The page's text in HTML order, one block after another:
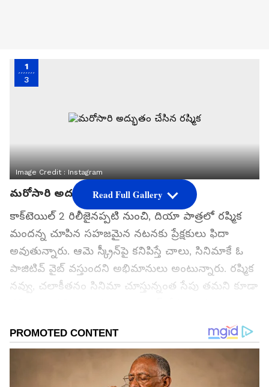
1
3
Image Credit :Instagram
మరోసారి అద్భుతం చేసిన రష్మిక
కాక్‌టెయిల్ 2 రిలీజైనప్పటి నుంచి, దియా పాత్రలో రష్మిక
మందన్న చూపిన సహజమైన నటనకు ప్రేక్షకులు ఫిదా
అవుతున్నారు. ఆమె స్క్రీన్‌పై కనిపిస్తే చాలు, సినిమాకే ఓ
పాజిటివ్ వైబ్ వస్తుందని అభిమానులు అంటున్నారు. రష్మిక
నవ్వు, చలాకీతనం సినిమా చూస్తున్నంత సేపు తమని కూడా
గూగుల్‌లో ఆసక్తికరమైన సమాచారం కోసం ఏసియానెట్ తెలుగు
ను మీ ఫ్రిఫర్డ్ సోర్స్ గా ఎంచుకోండి
Read Full Gallery